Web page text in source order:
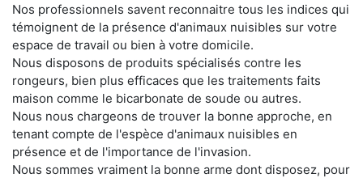
Nos professionnels savent reconnaitre tous les indices qui
témoignent de la présence d'animaux nuisibles sur votre
espace de travail ou bien à votre domicile.
Nous disposons de produits spécialisés contre les
rongeurs, bien plus efficaces que les traitements faits
maison comme le bicarbonate de soude ou autres.
Nous nous chargeons de trouver la bonne approche, en
tenant compte de l'espèce d'animaux nuisibles en
présence et de l'importance de l'invasion.
Nous sommes vraiment la bonne arme dont disposez, pour